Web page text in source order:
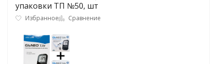
упаковки ТП №50, шт
Избранное Сравнение